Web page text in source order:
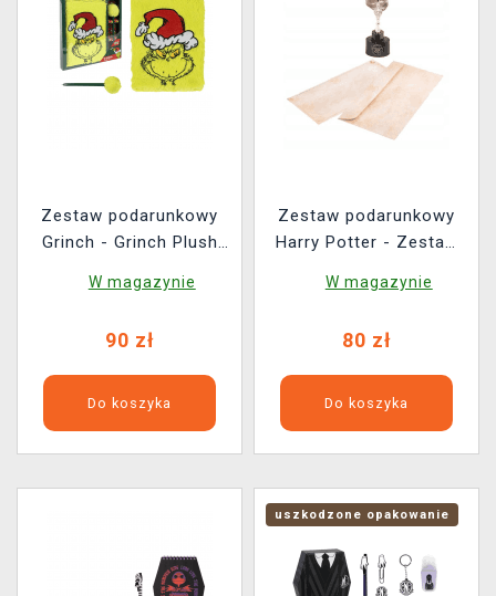
Zestaw podarunkowy
Grinch - Grinch Plush
W magazynie
90 zł
Do koszyka
Zestaw podarunkowy
Harry Potter - Zestaw
koperty, kartki)
W magazynie
80 zł
Do koszyka
uszkodzone opakowanie